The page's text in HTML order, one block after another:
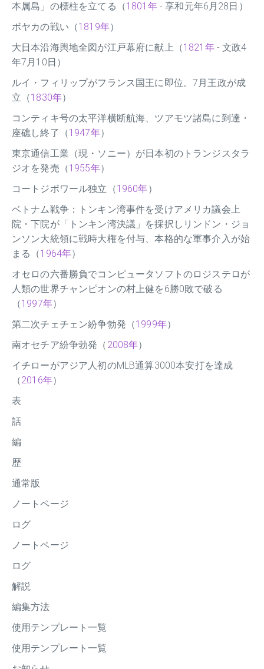
本属島」の標柱を立てる（1801年- 享和元年6月28日）
ボヤカの戦い（1819年）
大日本沿海輿地全図が江戸幕府に献上（1821年- 文政4
年7月10日）
ルイ・フィリップがフランス国王に即位。7月王政が成
立（1830年）
コンティキ号の太平洋横断航海、ツアモツ諸島に到達・
座礁し終了（1947年）
東京通信工業（現・ソニー）が日本初のトランジスタラ
ジオを発売（1955年）
コートジボワール独立（1960年）
ベトナム戦争：トンキン湾事件を受けアメリカ議会上
院・下院が「トンキン湾決議」を採択しリンドン・ジョ
ンソン大統領に戦時大権を付与、本格的な軍事介入が始
まる（1964年）
オセロの六番勝負でコンピュータソフトのロジステロが
人類の世界チャンピオンの村上健を6勝0敗で破る
（1997年）
第二次チェチェン紛争勃発（1999年）
南オセチア紛争勃発（ 2008年）
イチローがアジア人初のMLB通算3000本安打を達成
（2016年）
表
話
編
歴
通常版
ノートページ
ログ
ノートページ
ログ
解説
編集方法
使用テンプレート一覧
使用テンプレート一覧